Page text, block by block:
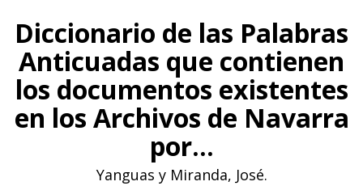
Diccionario de las Palabras
Anticuadas que contienen
los documentos existentes
en los Archivos de Navarra
por...
Yanguas y Miranda, José.